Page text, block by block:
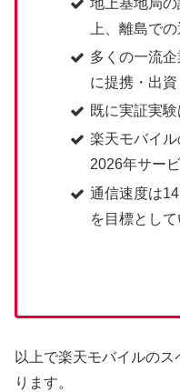
地上基地局
上、離島で
多くの一流
に提携・出
既に実証実
楽天モバイ
2026年サー
通信速度は
を目標として
以上で楽天モバイルの
ります。